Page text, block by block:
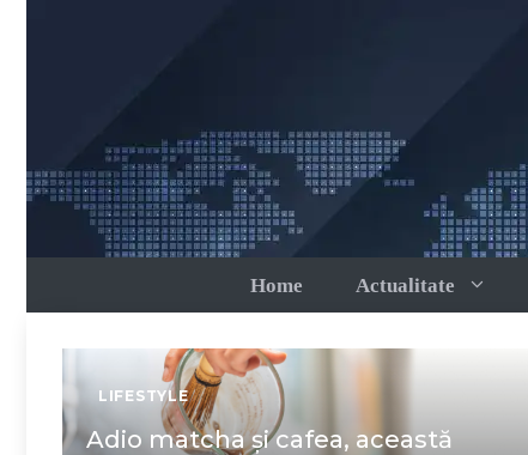
Home Actualitate
LIFESTYLE
Adio matcha și cafea, această